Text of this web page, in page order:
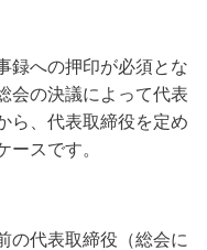
録への押印が必須とな
会の決議によって代表
ら、代表取締役を定め
ースです。
の代表取締役（総会に